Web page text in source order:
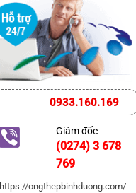
0933.160.169
Giám đốc
(0274) 3 678
769
https://ongthepbinhduong.com/